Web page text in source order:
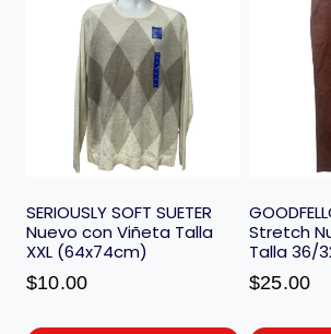
SERIOUSLY SOFT SUETER
Nuevo con Viñeta Talla
XXL (64x74cm)
$10.00
Stretch
Talla 36/
$25.00